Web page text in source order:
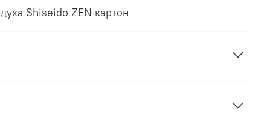
№32 Ароматизатор воздуха Shiseido ZEN картон